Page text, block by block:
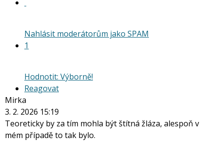
Nahlásit moderátorům jako SPAM
1
Hodnotit: Výborně!
Reagovat
Mirka
3. 2. 2026 15:19
Teoreticky by za tím mohla být štítná žláza, alespoň v
mém případě to tak bylo.